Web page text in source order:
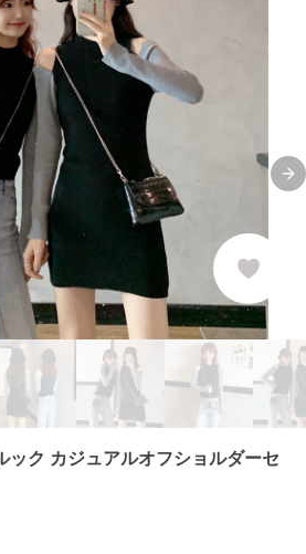
ック カジュアルオフショルダーセ